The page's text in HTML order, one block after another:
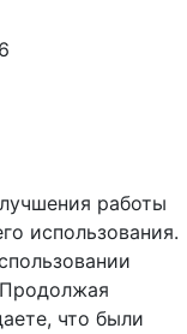
работы
использования.
Продолжая
что были